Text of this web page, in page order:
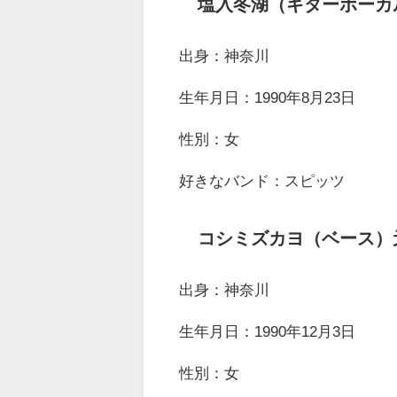
塩入冬湖（ギターボーカ
出身：神奈川
生年月日：1990年8月23日
性別：女
好きなバンド：スピッツ
コシミズカヨ（ベース
出身：神奈川
生年月日：1990年12月3日
性別：女